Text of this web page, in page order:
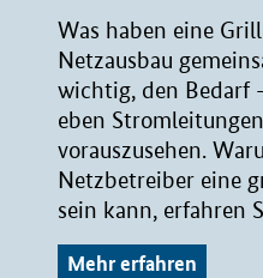
Was haben eine
Netzausbau
wichtig, den Bedarf
eben
vorauszusehen.
Netzbetreiber eine
sein kann, erfahren
Mehr erfahren